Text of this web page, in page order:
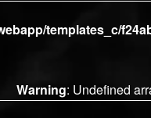
templates_c/
Warning: Undefined